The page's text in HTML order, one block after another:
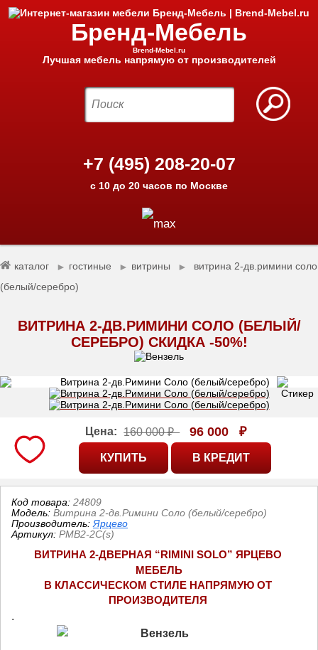
Бренд-Мебель
Brend-Mebel.ru
Лучшая мебель напрямую от производителей
+7 (495) 208-20-07
с 10 до 20 часов по Москве
каталог ► гостиные ► витрины ►
витрина 2-дв.римини соло
(белый/серебро)
ВИТРИНА 2-ДВ.РИМИНИ СОЛО (БЕЛЫЙ/
СЕРЕБРО) СКИДКА -50%!
Цена: 160 000 ₽ 96 000 ₽
Код товара: 24809
Модель: Витрина 2-дв.Римини Соло (белый/серебро)
Производитель:Ярцево
Артикул: РМВ2-2С(s)
ВИТРИНА 2-ДВЕРНАЯ “RIMINI SOLO” ЯРЦЕВО
МЕБЕЛЬ
В КЛАССИЧЕСКОМ СТИЛЕ НАПРЯМУЮ ОТ
ПРОИЗВОДИТЕЛЯ
.